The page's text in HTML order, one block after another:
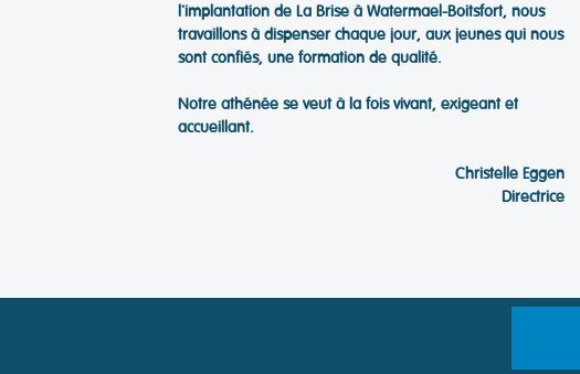
l'implantation de La Brise à Watermael-Boitsfort, nous
travaillons à dispenser chaque jour, aux jeunes qui nous
sont confiés, une formation de qualité.
Notre athénée se veut à la fois vivant, exigeant et
accueillant.
Christelle Eggen
Directrice